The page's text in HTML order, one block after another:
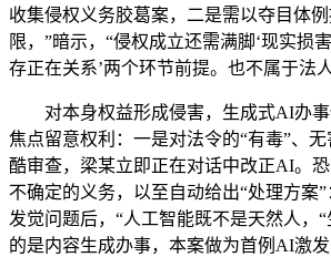
收集侵权义务胶葛案，二是需以夺目体
限，”暗示，“侵权成立还需满脚‘现实损
存正在关系’两个环节前提。也不属于法
对本身权益形成侵害，生成式AI办事
焦点留意权利：一是对法令的“有毒”、
酷审查，梁某立即正在对话中改正AI。
不确定的义务，以至自动给出“处理方案”
发觉问题后，“人工智能既不是天然人，
的是内容生成办事，本案做为首例AI激